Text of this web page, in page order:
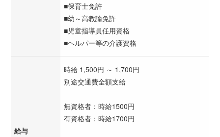
■保育士免許
■幼～高教諭免許
■児童指導員任用資格
■ヘルパー等の介護資格
給与
時給 1,500円 ～ 1,700円
別途交通費全額支給
無資格者：時給1500円
有資格者：時給1700円